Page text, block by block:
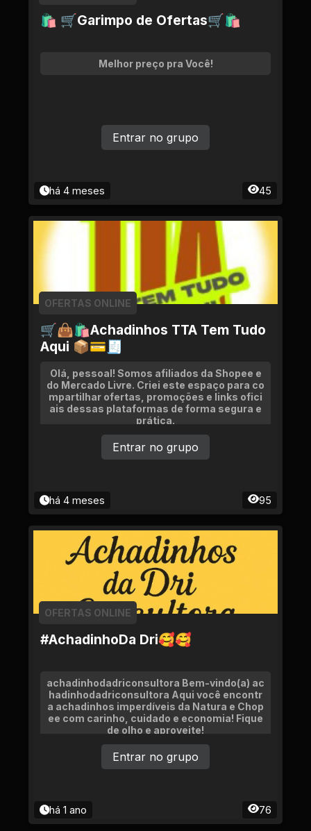
🛍 🛒Garimpo de Ofertas🛒🛍
Melhor preço pra Você!
há 4 meses 45
Entrar no grupo
🛒👜🛍Achadinhos TTA Tem Tudo
Aqui 📦💳🧾
OFERTAS ONLINE
Olá, pessoal! Somos afiliados da Shopee e
do Mercado Livre. Criei este espaço para co
mpartilhar ofertas, promoções e links ofici
ais dessas plataformas de forma segura e
prática.
há 4 meses 95
Entrar no grupo
#AchadinhoDa Dri🥰🥰
OFERTAS ONLINE
achadinhodadriconsultora Bem-vindo(a) ac
hadinhodadriconsultora Aqui você encontr
a achadinhos imperdíveis da Natura e Chop
ee com carinho, cuidado e economia! Fique
de olho e aproveite!
há 1 ano 76
Entrar no grupo